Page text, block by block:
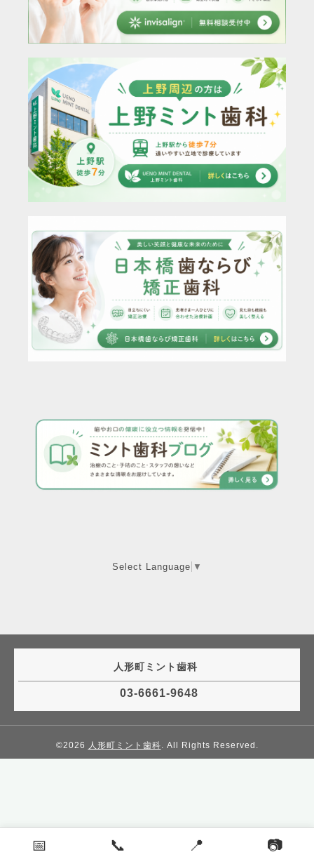
Select Language ▼
人形町ミント歯科
03-6661-9648
©2026 人形町ミント歯科 . All Rights Reserved.
📅 📞 📍 📷